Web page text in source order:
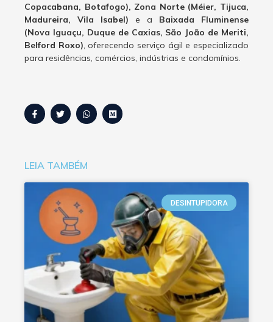
Copacabana, Botafogo), Zona Norte (Méier, Tijuca,
Madureira, Vila Isabel) e a Baixada Fluminense
(Nova Iguaçu, Duque de Caxias, São João de Meriti,
Belford Roxo), oferecendo serviço ágil e especializado
para residências, comércios, indústrias e condomínios.
LEIA TAMBÉM
DESINTUPIDORA